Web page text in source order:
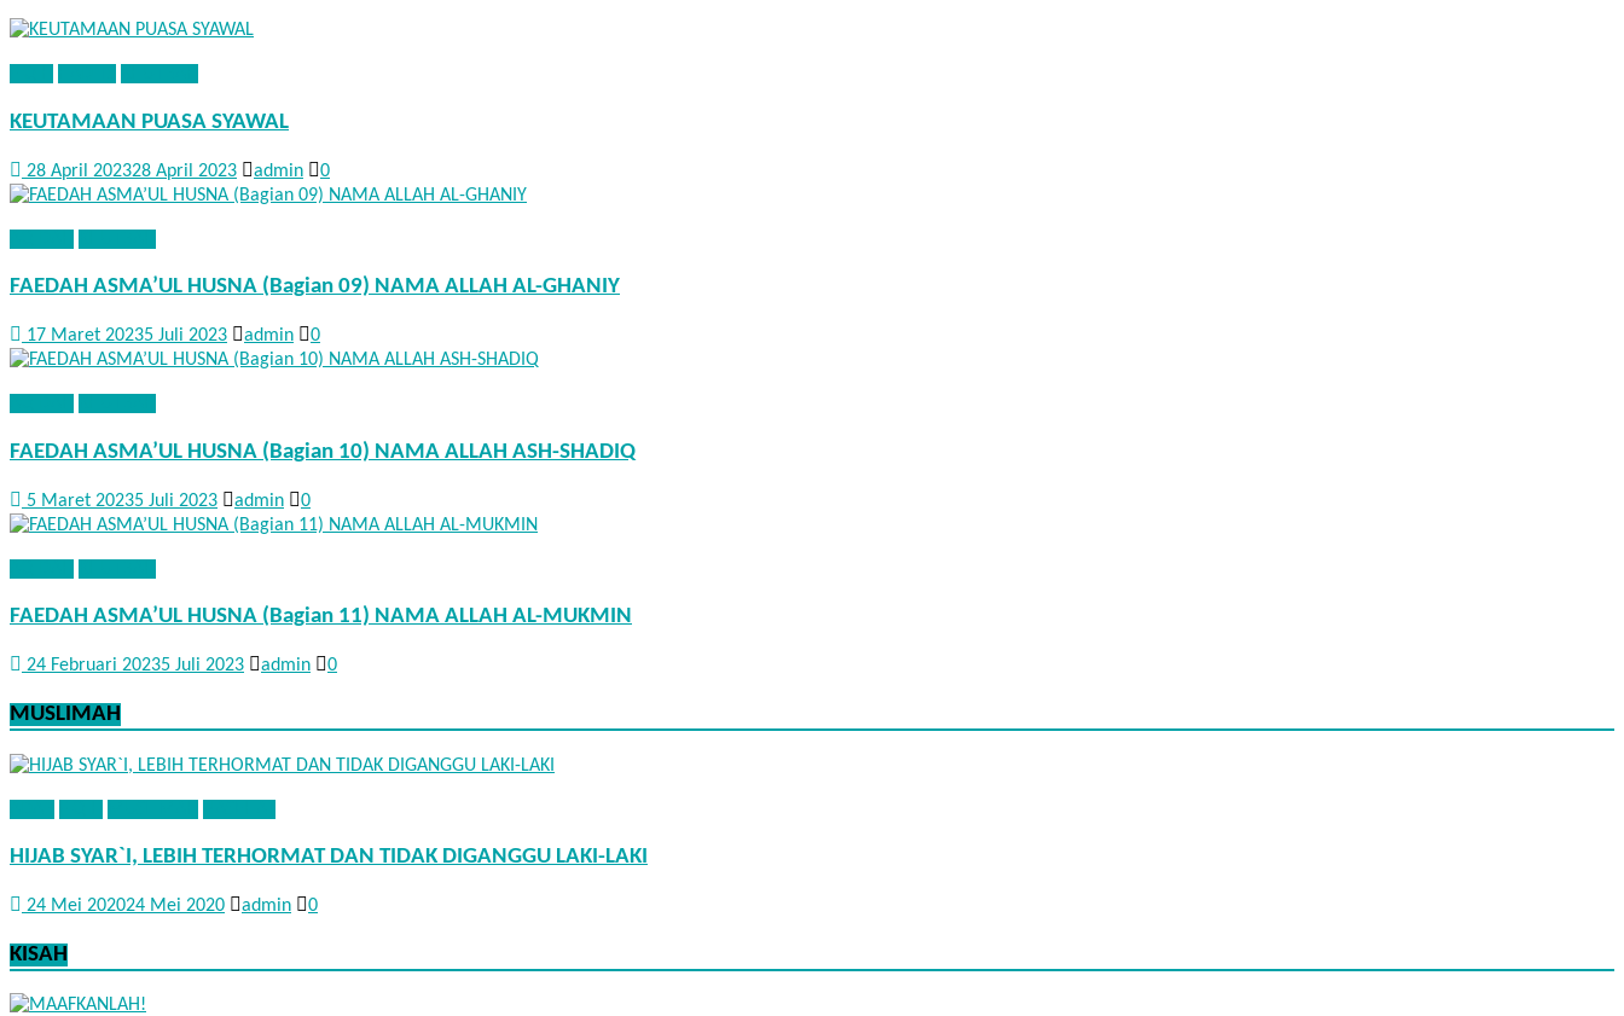
KEUTAMAAN PUASA SYAWAL
28 April 202328 April 2023 admin 0
FAEDAH ASMA’UL HUSNA (Bagian 09) NAMA ALLAH AL-GHANIY
17 Maret 20235 Juli 2023 admin 0
FAEDAH ASMA’UL HUSNA (Bagian 10) NAMA ALLAH ASH-SHADIQ
5 Maret 20235 Juli 2023 admin 0
FAEDAH ASMA’UL HUSNA (Bagian 11) NAMA ALLAH AL-MUKMIN
24 Februari 20235 Juli 2023 admin 0
MUSLIMAH
HIJAB SYAR`I, LEBIH TERHORMAT DAN TIDAK DIGANGGU LAKI-LAKI
24 Mei 202024 Mei 2020 admin 0
KISAH